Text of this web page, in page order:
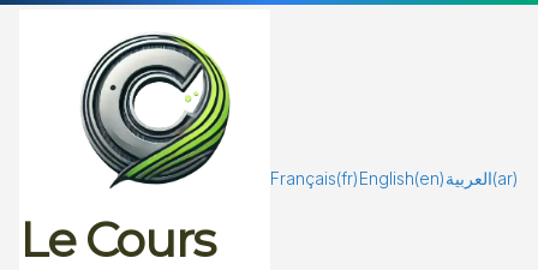
Le Cours
Français(fr) English(en)العربية(ar)